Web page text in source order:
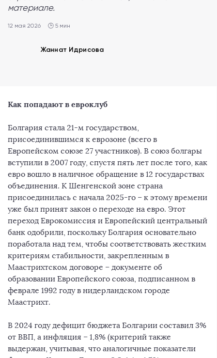
материале.
12 мая 2026 🕒 5 мин
Жаннат Идрисова
Как попадают в евроклуб
Болгария стала 21-м государством,
присоединившимся к еврозоне (всего в
Европейском союзе 27 участников). В союз болгары
вступили в 2007 году, спустя пять лет после того, как
евро вошло в наличное обращение в 12 государствах
объединения. К Шенгенской зоне страна
присоединилась с начала 2025-го – к этому времени
уже был принят закон о переходе на евро. Этот
переход Еврокомиссия и Европейский центральный
банк одобрили, поскольку Болгария основательно
поработала над тем, чтобы соответствовать жестким
критериям стабильности, закрепленным в
Маастрихтском договоре – документе об
образовании Европейского союза, подписанном в
феврале 1992 году в нидерландском городе
Маастрихт.
В 2024 году дефицит бюджета Болгарии составил 3%
от ВВП, а инфляция – 1,8% (критерий также
выдержан, учитывая, что аналогичные показатели